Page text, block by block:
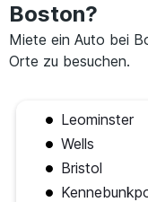
Boston?
Miete ein Auto bei
Orte zu besuchen.
Leominster
Wells
Bristol